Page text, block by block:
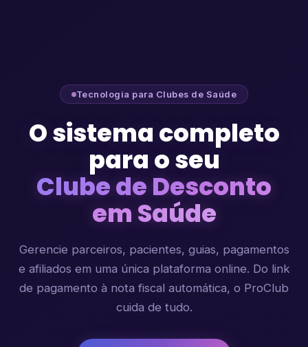
Tecnologia para Clubes de Saúde
O sistema completo
para o seu
Clube de Desconto
em Saúde
Gerencie parceiros, pacientes, guias, pagamentos
e afiliados em uma única plataforma online. Do link
de pagamento à nota fiscal automática, o ProClub
cuida de tudo.